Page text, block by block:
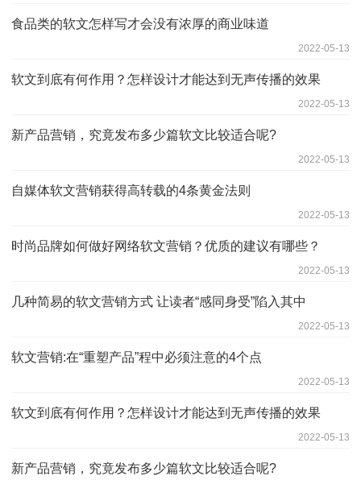
食品类的软文怎样写才会没有浓厚的商业味道
2022-05-13
软文到底有何作用？怎样设计才能达到无声传播的效果
2022-05-13
新产品营销，究竟发布多少篇软文比较适合呢?
2022-05-13
自媒体软文营销获得高转载的4条黄金法则
2022-05-13
时尚品牌如何做好网络软文营销？优质的建议有哪些？
2022-05-13
几种简易的软文营销方式 让读者“感同身受”陷入其中
2022-05-13
软文营销:在“重塑产品”程中必须注意的4个点
2022-05-13
软文到底有何作用？怎样设计才能达到无声传播的效果
2022-05-13
新产品营销，究竟发布多少篇软文比较适合呢?